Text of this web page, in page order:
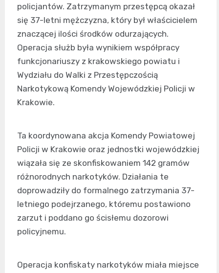
policjantów. Zatrzymanym przestępcą okazał
się 37-letni mężczyzna, który był właścicielem
znaczącej ilości środków odurzających.
Operacja służb była wynikiem współpracy
funkcjonariuszy z krakowskiego powiatu i
Wydziału do Walki z Przestępczością
Narkotykową Komendy Wojewódzkiej Policji w
Krakowie.
Ta koordynowana akcja Komendy Powiatowej
Policji w Krakowie oraz jednostki wojewódzkiej
wiązała się ze skonfiskowaniem 142 gramów
różnorodnych narkotyków. Działania te
doprowadziły do formalnego zatrzymania 37-
letniego podejrzanego, któremu postawiono
zarzut i poddano go ścisłemu dozorowi
policyjnemu.
Operacja konfiskaty narkotyków miała miejsce